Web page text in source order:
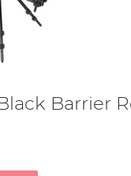
Barrier